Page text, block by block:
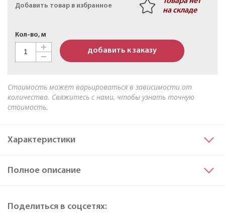
Кабель АПвБШв 3х50мк+1х25мк(N)-1 ТУ 16-705.499-
Добавить товар в избранное
на складе
Кол-во, м
добавить к заказу
Стоимость может варьироваться в зависимости от
количества. Свяжитесь с нами, чтобы узнать точную
стоимость.
Характеристики
Материал жилы
Медь
Все характеристики
Полное описание
Поделиться в соцсетях: